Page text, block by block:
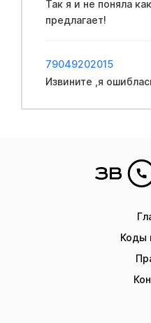
Так я и не поняла
предлагает!
79049202015
Извините ,я
Коды